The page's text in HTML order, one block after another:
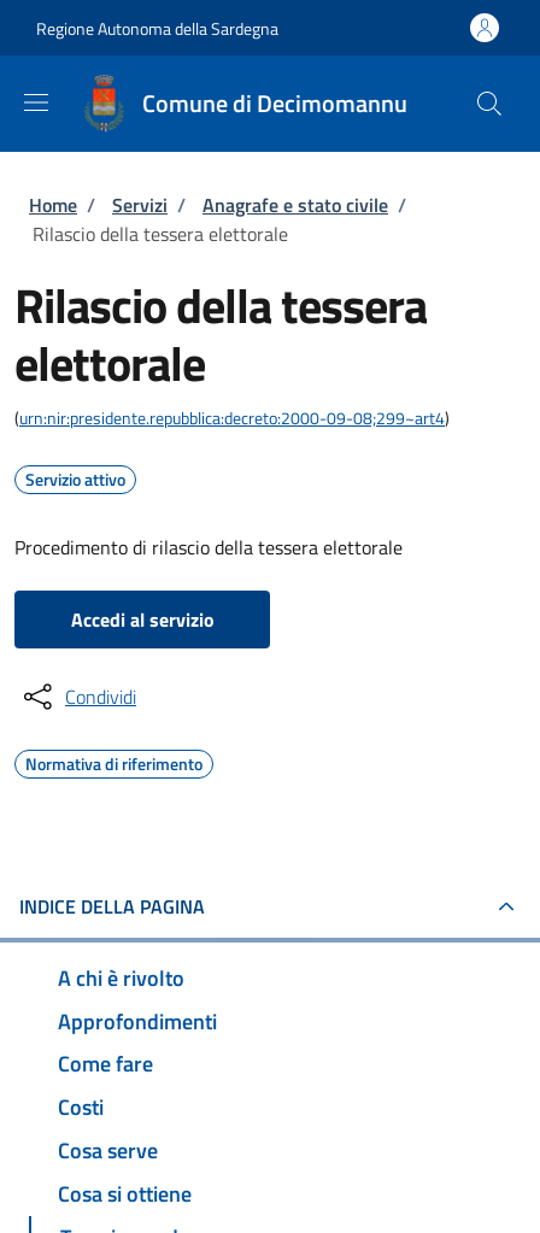
Regione Autonoma della Sardegna
Comune di Decimomannu
Briciole di pane
Home / Servizi / Anagrafe e stato civile /
Rilascio della tessera elettorale
Rilascio della tessera
elettorale
(urn:nir:presidente.repubblica:decreto:2000-09-08;299~art4)
Servizio attivo
Procedimento di rilascio della tessera elettorale
Accedi al servizio
Condividi
Normativa di riferimento
INDICE DELLA PAGINA
A chi è rivolto
Approfondimenti
Come fare
Costi
Cosa serve
Cosa si ottiene